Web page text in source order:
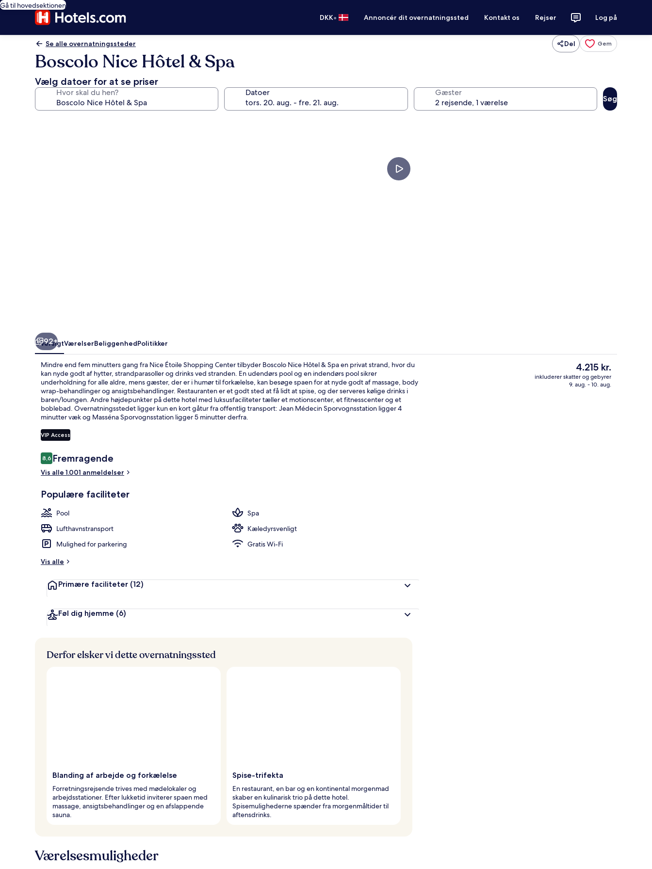
Gå til hovedsektionen
DKK• Annoncér dit overnatningssted Kontakt os Rejser Log på
Se alle overnatningssteder Del Gem
Boscolo Nice Hôtel & Spa
Vælg datoer for at se priser
Hvor skal du hen? Datoer Gæster
Søg
Overnatningsstedets indgangsparti
92+
OversigtVærelserBeliggenhedPolitikker
Mindre end fem minutters gang fra Nice Étoile Shopping Center tilbyder Boscolo Nice Hôtel & Spa en privat strand, hvor du
kan nyde godt af hytter, strandparasoller og drinks ved stranden. En udendørs pool og en indendørs pool sikrer
underholdning for alle aldre, mens gæster, der er i humør til forkælelse, kan besøge spaen for at nyde godt af massage, body
wrap-behandlinger og ansigtsbehandlinger. Restauranten er et godt sted at få lidt at spise, og der serveres kølige drinks i
baren/loungen. Andre højdepunkter på dette hotel med luksusfaciliteter tæller et motionscenter, et fitnesscenter og et
boblebad. Overnatningsstedet ligger kun en kort gåtur fra offentlig transport: Jean Médecin Sporvognsstation ligger 4
minutter væk og Masséna Sporvognsstation ligger 5 minutter derfra.
VIP Access
Anmeldelser
8,68,6 ud af 10.
Fremragende
Vis alle 1.001 anmeldelser
Populære faciliteter
Pool
Spa
Lufthavnstransport
Kæledyrsvenligt
Mulighed for parkering
Gratis Wi-Fi
Vis alle
Primære faciliteter (12)
Føl dig hjemme (6)
Den
nuværende
pris
4.215 kr.
inkluderer skatter og gebyrer
9. aug. - 10. aug.
Derfor elsker vi dette overnatningssted
Blanding af arbejde og forkælelse
Forretningsrejsende trives med mødelokaler og
arbejdsstationer. Efter lukketid inviterer spaen med
massage, ansigtsbehandlinger og en afslappende
sauna.
Spise-trifekta
En restaurant, en bar og en kontinental morgenmad
skaber en kulinarisk trio på dette hotel.
Spisemulighederne spænder fra morgenmåltider til
aftensdrinks.
Værelsesmuligheder